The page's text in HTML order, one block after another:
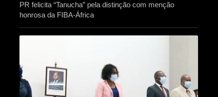
PR felicita “Tanucha” pela distinção com menção
honrosa da FIBA-África